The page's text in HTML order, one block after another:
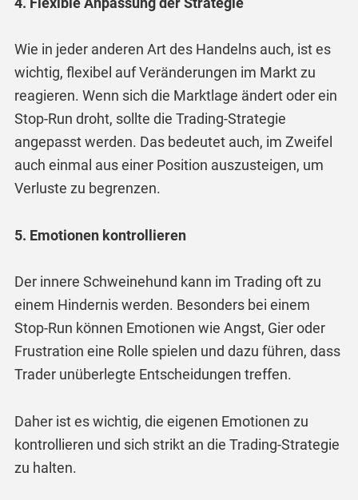
Wie in jeder anderen Art des Handelns auch, ist es
wichtig, flexibel auf Veränderungen im Markt zu
reagieren. Wenn sich die Marktlage ändert oder ein
Stop-Run droht, sollte die Trading-Strategie
angepasst werden. Das bedeutet auch, im Zweifel
auch einmal aus einer Position auszusteigen, um
Verluste zu begrenzen.
5. Emotionen kontrollieren
Der innere Schweinehund kann im Trading oft zu
einem Hindernis werden. Besonders bei einem
Stop-Run können Emotionen wie Angst, Gier oder
Frustration eine Rolle spielen und dazu führen, dass
Trader unüberlegte Entscheidungen treffen.
Daher ist es wichtig, die eigenen Emotionen zu
kontrollieren und sich strikt an die Trading-Strategie
zu halten.